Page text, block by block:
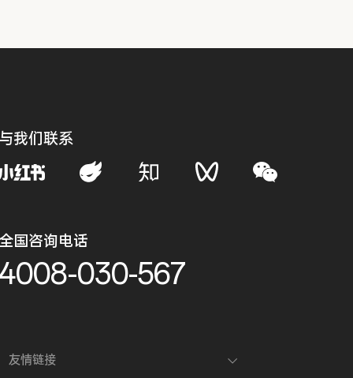
我们联系
国咨询电话
030-567
友情链接